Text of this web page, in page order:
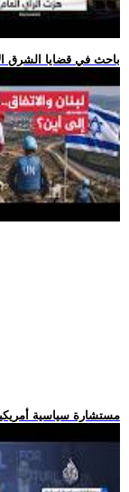
.. باحث في قضايا الشرق
.. مستشارة سياسية